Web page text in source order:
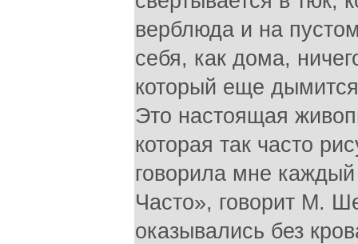
верблюда и на
себя, как дома,
который еще
Это настоящая
которая так часто
говорила мне
Часто», говорит М.
оказывались без